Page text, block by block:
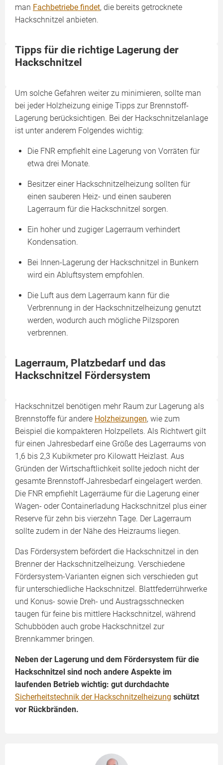
man Fachbetriebe findet, die bereits getrocknete
Hackschnitzel anbieten.
Tipps für die richtige Lagerung der
Hackschnitzel
Um solche Gefahren weiter zu minimieren, sollte man
bei jeder Holzheizung einige Tipps zur Brennstoff-
Lagerung berücksichtigen. Bei der Hackschnitzelanlage
ist unter anderem Folgendes wichtig:
Die FNR empfiehlt eine Lagerung von Vorräten für
etwa drei Monate.
Besitzer einer Hackschnitzelheizung sollten für
einen sauberen Heiz- und einen sauberen
Lagerraum für die Hackschnitzel sorgen.
Ein hoher und zugiger Lagerraum verhindert
Kondensation.
Bei Innen-Lagerung der Hackschnitzel in Bunkern
wird ein Abluftsystem empfohlen.
Die Luft aus dem Lagerraum kann für die
Verbrennung in der Hackschnitzelheizung genutzt
werden, wodurch auch mögliche Pilzsporen
verbrennen.
Lagerraum, Platzbedarf und das
Hackschnitzel Fördersystem
Hackschnitzel benötigen mehr Raum zur Lagerung als
Brennstoffe für andere Holzheizungen, wie zum
Beispiel die kompakteren Holzpellets. Als Richtwert gilt
für einen Jahresbedarf eine Größe des Lagerraums von
1,6 bis 2,3 Kubikmeter pro Kilowatt Heizlast. Aus
Gründen der Wirtschaftlichkeit sollte jedoch nicht der
gesamte Brennstoff-Jahresbedarf eingelagert werden.
Die FNR empfiehlt Lagerräume für die Lagerung einer
Wagen- oder Containerladung Hackschnitzel plus einer
Reserve für zehn bis vierzehn Tage. Der Lagerraum
sollte zudem in der Nähe des Heizraums liegen.
Das Fördersystem befördert die Hackschnitzel in den
Brenner der Hackschnitzelheizung. Verschiedene
Fördersystem-Varianten eignen sich verschieden gut
für unterschiedliche Hackschnitzel. Blattfederrührwerke
und Konus- sowie Dreh- und Austragsschnecken
taugen für feine bis mittlere Hackschnitzel, während
Schubböden auch grobe Hackschnitzel zur
Brennkammer bringen.
Neben der Lagerung und dem Fördersystem für die
Hackschnitzel sind noch andere Aspekte im
laufenden Betrieb wichtig: gut durchdachte
Sicherheitstechnik der Hackschnitzelheizung schützt
vor Rückbränden.